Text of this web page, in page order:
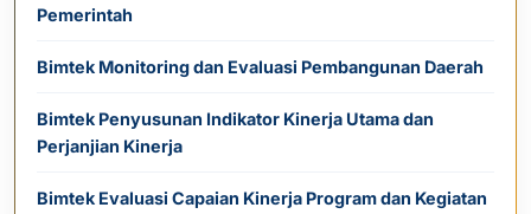
Pemerintah
Bimtek Monitoring dan Evaluasi Pembangunan Daerah
Bimtek Penyusunan Indikator Kinerja Utama dan
Perjanjian Kinerja
Bimtek Evaluasi Capaian Kinerja Program dan Kegiatan